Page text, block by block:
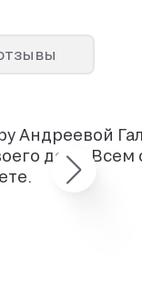
Андреевой
дела. Всем